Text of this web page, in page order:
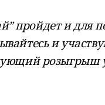
пройдет и для
и
розыгрыш